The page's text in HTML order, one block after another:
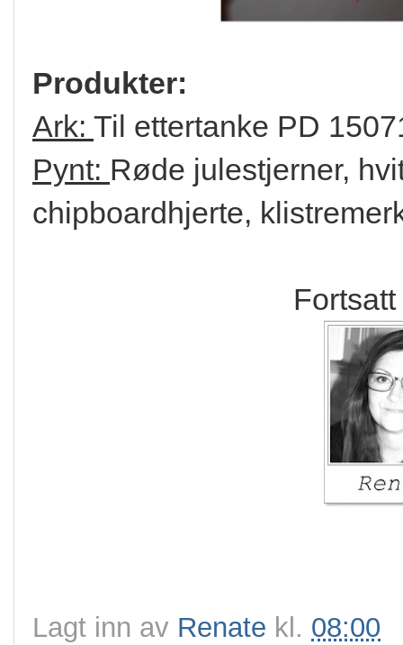
Produkter:
Ark: Til ettertanke PD
Pynt: Røde julestjerner,
chipboardhjerte,
Lagt inn av Renate kl. 08:00